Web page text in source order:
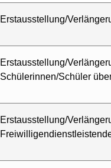
Erstausstellung/
Erstausstellung/
Schülerinnen/Schüler
Erstausstellung/